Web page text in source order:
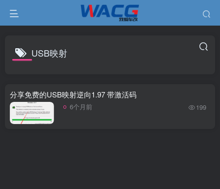
USB映射
分享免费的USB映射逆向1.97 带激活码
6个月前 199